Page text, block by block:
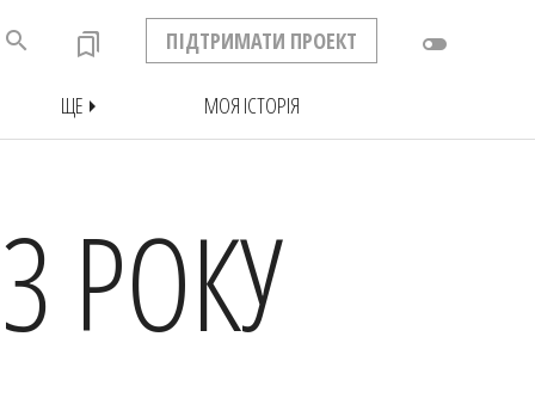
toggle_off
ПІДТРИМАТИ ПРОЕКТ
bookmarks
search
ЩЕarrow_right МОЯ ІСТОРІЯ
РОКУ